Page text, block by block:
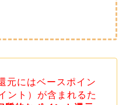
元にはベースポイン
ント）が含まれるた